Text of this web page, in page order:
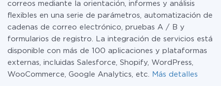
correos mediante la orientación, informes y análisis
flexibles en una serie de parámetros, automatización de
cadenas de correo electrónico, pruebas A / B y
formularios de registro. La integración de servicios está
disponible con más de 100 aplicaciones y plataformas
externas, incluidas Salesforce, Shopify, WordPress,
WooCommerce, Google Analytics, etc.
Más detalles